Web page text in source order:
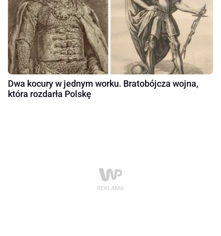
Dwa kocury w jednym worku. Bratobójcza wojna,
która rozdarła Polskę